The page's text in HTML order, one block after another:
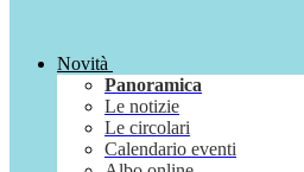
Novità
Panoramica
Le notizie
Le circolari
Calendario eventi